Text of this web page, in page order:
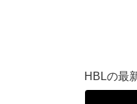
HBLの最